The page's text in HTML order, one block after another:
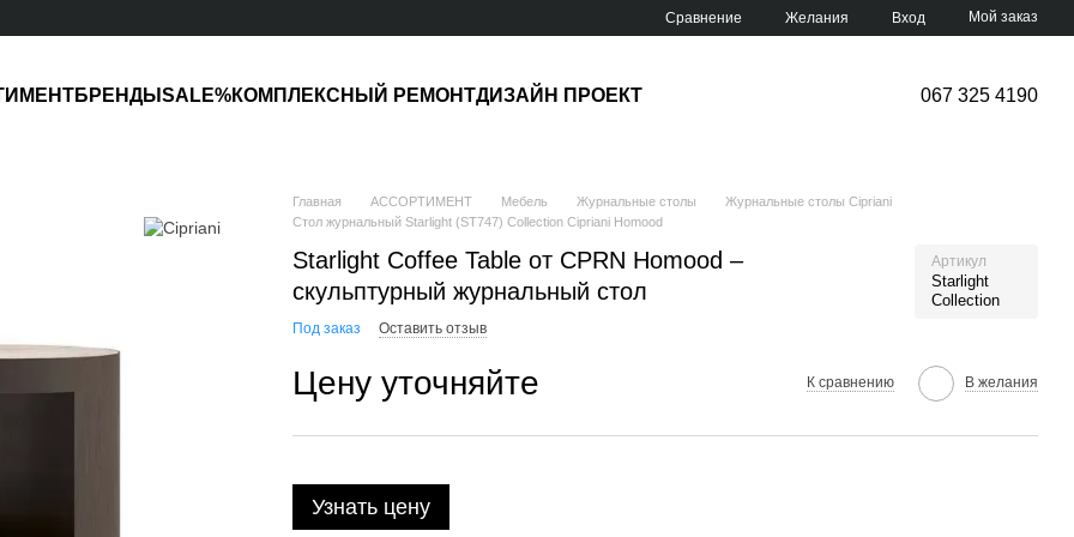
Сравнение Желания Вход Мой заказ
БРЕНДЫ SALE%КОМПЛЕКСНЫЙ РЕМОНТДИЗАЙН ПРОЕКТ 067 325 4190
Главная АССОРТИМЕНТ Мебель Журнальные столы
Журнальные столы Cipriani
Стол журнальный Starlight (ST747) Collection Cipriani Homood
Starlight Coffee Table от CPRN Homood –
скульптурный журнальный стол
Артикул
Starlight
Collection
Под заказ Оставить отзыв
Цену уточняйте К сравнению В желания
Узнать цену